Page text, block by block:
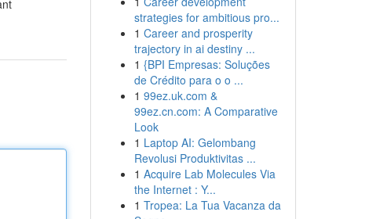
strategies for ambitious pro...
1 Career and prosperity
trajectory in ai destiny ...
1 {BPI Empresas: Soluções
de Crédito para o o ...
1 99ez.uk.com &
99ez.cn.com: A Comparative
Look
1 Laptop AI: Gelombang
Revolusi Produktivitas ...
1 Acquire Lab Molecules Via
the Internet : Y...
1 Tropea: La Tua Vacanza da